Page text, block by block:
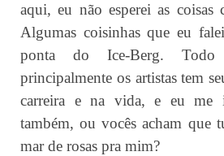
aqui, eu não esperei as coisas
Algumas coisinhas que eu
ponta do Ice-Berg.
principalmente os artistas tem
carreira e na vida, e eu me
também, ou vocês acham que
mar de rosas pra mim?